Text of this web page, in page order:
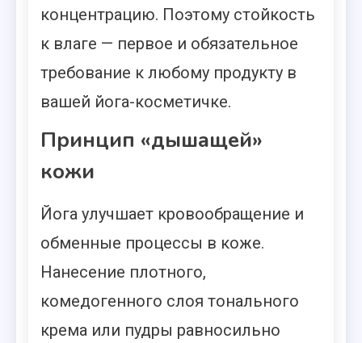
концентрацию. Поэтому стойкость
к влаге — первое и обязательное
требование к любому продукту в
вашей йога-косметичке.
Принцип «дышащей»
кожи
Йога улучшает кровообращение и
обменные процессы в коже.
Нанесение плотного,
комедогенного слоя тонального
крема или пудры равносильно